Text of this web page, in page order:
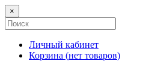
×
Личный кабинет
Корзина (нет товаров)